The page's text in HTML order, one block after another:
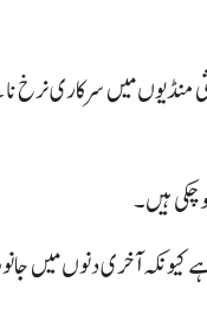
منڈیوں میں سرکاری نرخ
چکی ہیں۔
آخری دنوں میں